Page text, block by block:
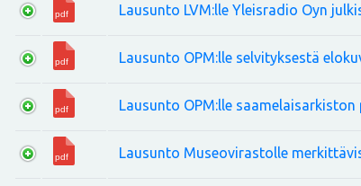
Lausunto LVM:lle Yleisradio Oyn
Lausunto OPM:lle selvityksestä
Lausunto OPM:lle
Lausunto Museovirastolle